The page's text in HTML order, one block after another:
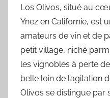
Los Olivos, situé au
Ynez en Californie, est
amateurs de vin et de
petit village, niché
les vignobles à perte
belle loin de l’agitation
Olivos se distingue par